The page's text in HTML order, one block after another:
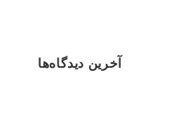
آخرین دیدگاه‌ها